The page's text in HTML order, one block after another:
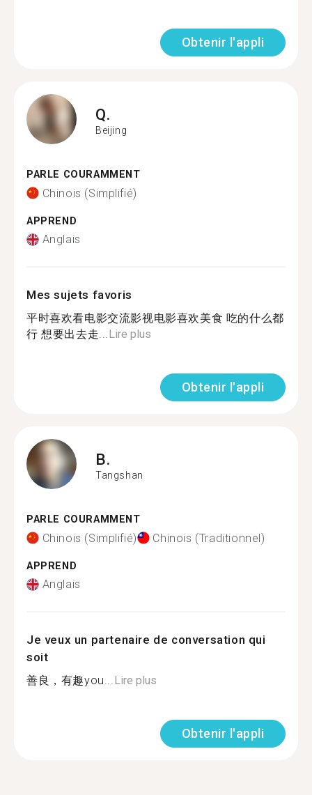
Obtenir l'appli
Q.
Beijing
PARLE COURAMMENT
Chinois (Simplifié)
APPREND
Anglais
Mes sujets favoris
平时喜欢看电影交流影视电影喜欢美食 吃的什么都
行 想要出去走...Lire plus
Obtenir l'appli
B.
Tangshan
PARLE COURAMMENT
Chinois (Simplifié) Chinois (Traditionnel)
APPREND
Anglais
Je veux un partenaire de conversation qui
soit
善良，有趣you...Lire plus
Obtenir l'appli